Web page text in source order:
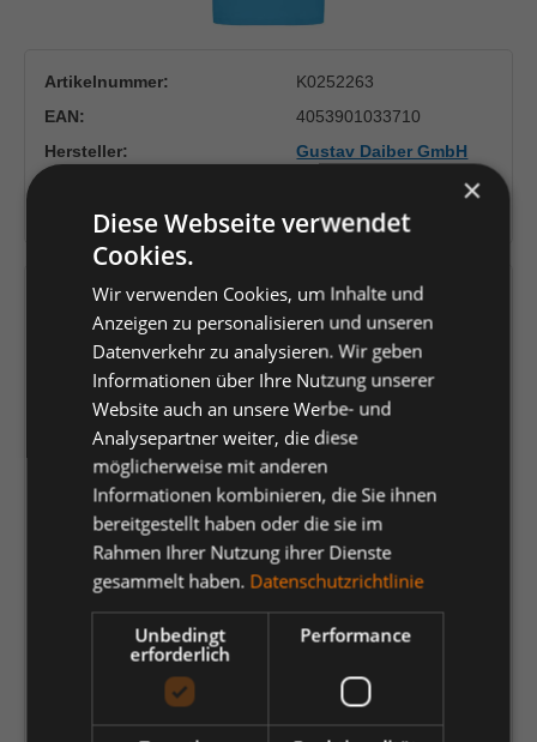
Hersteller:
Gustav Daiber GmbH
Artikelnummer:
K0252263
EAN:
4053901033710
Herstellernummer: JN070AQ/M
Versandfertig in 5 Tagen, Lieferzeit 1-3 Tage
Farbeauswählen
acid-yellow aqua aubergine black brown
dark-orange dark-royal fern-green gold-yellow
graphite grey-heather irish-green light-blue
light-yellow lilac lime-green mint
orange pacific petrol pink purple red
signal-red sky-blue stone tomato turquoise
yellow
auswählen
×
Diese Webseite verwendet
Cookies.
Wir verwenden Cookies, um Inhalte und
Anzeigen zu personalisieren und unseren
Datenverkehr zu analysieren. Wir geben
Informationen über Ihre Nutzung unserer
Website auch an unsere Werbe- und
Analysepartner weiter, die diese
möglicherweise mit anderen
Informationen kombinieren, die Sie ihnen
bereitgestellt haben oder die sie im
Rahmen Ihrer Nutzung ihrer Dienste
gesammelt haben. Datenschutzrichtlinie
Unbedingt
erforderlich
Performance